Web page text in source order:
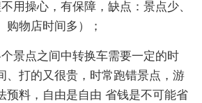
用操心，有保障，缺点：景点少、
物店时间多）；
景点之间中转换车需要一定的时
、打的又很贵，时常跑错景点，游
预料，自由是自由 省钱是不可能省